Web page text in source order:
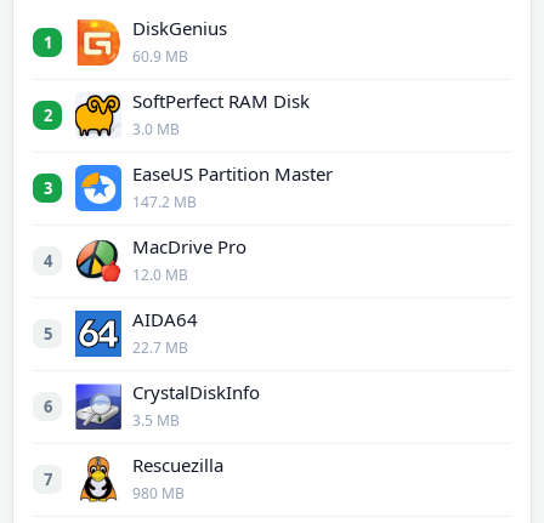
1
DiskGenius
60.9 MB
2
SoftPerfect RAM Disk
3.0 MB
3
EaseUS Partition Master
147.2 MB
4
MacDrive Pro
12.0 MB
5
AIDA64
22.7 MB
6
CrystalDiskInfo
3.5 MB
7
Rescuezilla
980 MB